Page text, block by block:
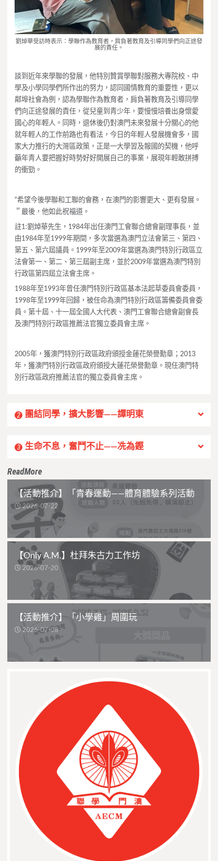
劉焯華受訪時表示：學聯作為教育者，肩負著教育及引導同學們向正途發
展的責任。
談到近年來學聯的發展，他特別贊賞學聯對服務大專院校、中
學及小學同學們所作出的努力，認同國情教育的重要性，更以
鄰埠社會為例，認為學聯作為教育者，肩負著教育及引導同學
們向正途發展的責任，從兒童到青少年，要慢慢培養出身懷愛
國心的年輕人。同時，退休後仍對澳門未來發展十分關心的他
就年輕人的工作前路也有看法，今日的年輕人發展機會多，國
家大力推行的大灣區政策，正是一大學習及報國的契機，他呼
籲年青人要把握好時勢好好開展自己的事業，展現年輕敢拼搏
的衝勁。
“希望今後學聯和工聯的會務，在澳門的影響更大、更有發展。
＂最後，他如此祝福道。
註1:劉焯華先生，1984年出任澳門工會聯合總會副理事長，並
由1984年至1999年期間，多次當選為澳門立法會第三、第四、
第五、第六屆議員。1999年至2009年當選為澳門特別行政區立
法會第一、第二、第三屆副主席，並於2009年當選為澳門特別
行政區第四屆立法會主席。
1988年至1993年曾任澳門特別行政區基本法起草委員會委員，
1998年至1999年回歸，被任命為澳門特別行政區籌備委員會委
員。第十屆、十一屆全國人大代表、澳門工會聯合總會副會長
及澳門特別行政區推薦法官獨立委員會主席。
2005年，獲澳門特別行政區政府頒授金蓮花榮譽勳章；2013
年，獲澳門特別行政區政府頒授大蓮花榮譽勳章。現任澳門特
別行政區政府推薦法官的獨立委員會主席。
2 團結同學，擴大影響——譚明東
3 生命不息，奮鬥不止——冼為鏗
ReadMore
【活動推介】「青春運動——體育體驗系列活動
2026-07-22
【Only A.M.】杜拜朱古力工作坊
2026-07-20
【活動推介】「小學雞」周圍玩
2026-07-08